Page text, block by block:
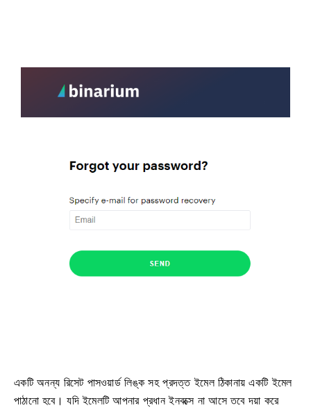
একটি অনন্য রিসেট পাসওয়ার্ড লিঙ্ক সহ প্রদত্ত ইমেল ঠিকানায় একটি ইমেল
পাঠানো হবে। যদি ইমেলটি আপনার প্রধান ইনবক্সে না আসে তবে দয়া করে